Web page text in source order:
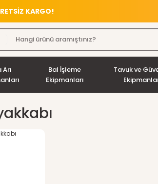
KARGO!
Arı
Bal İşleme
Ekipmanları
Tavuk ve